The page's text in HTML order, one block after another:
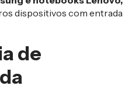
dispositivos com entrada
de